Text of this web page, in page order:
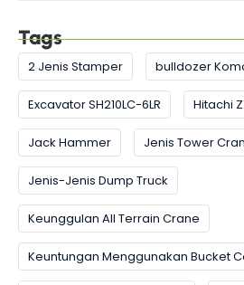
Tags
2 Jenis Stamper bulldozer
Excavator SH210LC-6LR Hitachi
Jack Hammer Jenis Tower
Jenis-Jenis Dump Truck
Keunggulan All Terrain Crane
Keuntungan Menggunakan Bucket